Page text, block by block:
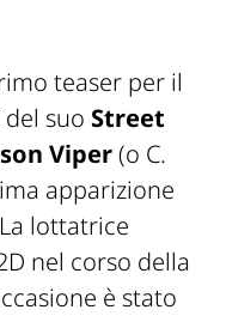
teaser per il
suo Street
Viper(o C.
apparizione
lottatrice
nel corso della
è stato